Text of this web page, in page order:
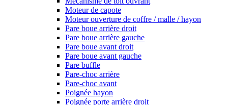
Moteur de capote
Moteur ouverture de coffre / malle / hayon
Pare boue arrière droit
Pare boue arrière gauche
Pare boue avant droit
Pare boue avant gauche
Pare buffle
Pare-choc arrière
Pare-choc avant
Poignée hayon
Poignée porte arrière droit